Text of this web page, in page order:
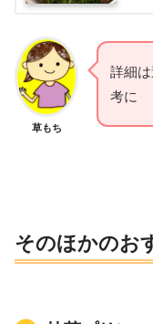
草もち
詳細
考に
そのほかのお